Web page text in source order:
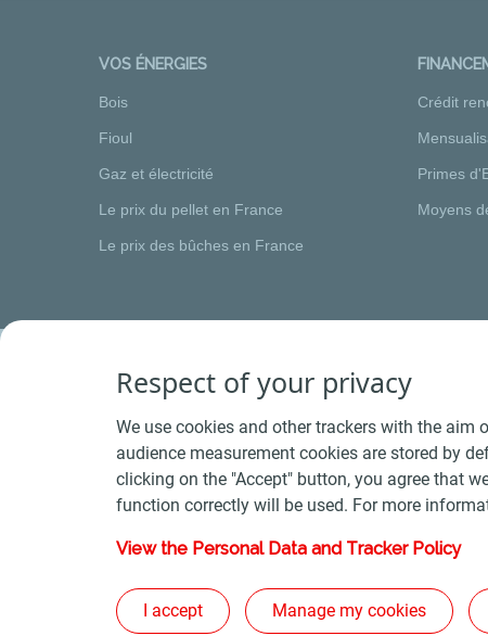
VOS ÉNERGIES
Bois
Fioul
Gaz et électricité
Le prix du pellet en France
Le prix des bûches en France
Crédit
Primes
Moyens
Conditions Générales de Vente Bois -
Plan du
Respect of your privacy
We use cookies and other trackers with the
audience measurement cookies are stored by
clicking on the "Accept" button, you agree that
function correctly will be used. For more
View the Personal Data and Tracker Policy
I accept Manage my cookies